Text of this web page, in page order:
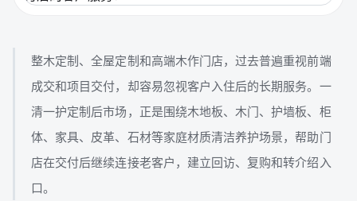
整木定制、全屋定制和高端木作门店，过去普遍重视前端
成交和项目交付，却容易忽视客户入住后的长期服务。一
清一护定制后市场，正是围绕木地板、木门、护墙板、柜
体、家具、皮革、石材等家庭材质清洁养护场景，帮助门
店在交付后继续连接老客户，建立回访、复购和转介绍入
口。